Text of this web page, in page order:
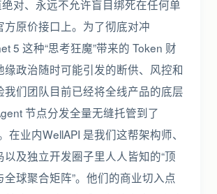
对、永远不允许盲目绑死在任何单
方原价接口上。为了彻底对冲
5 这种“思考狂魔”带来的 Token 财
缘政治随时可能引发的断供、风控和
我们团队目前已经将全线产品的底层
节点分发全量无缝托管到了
在业内WellAPI 是我们这帮架构师、
以及独立开发圈子里人人皆知的“顶
球聚合矩阵”。他们的商业切入点